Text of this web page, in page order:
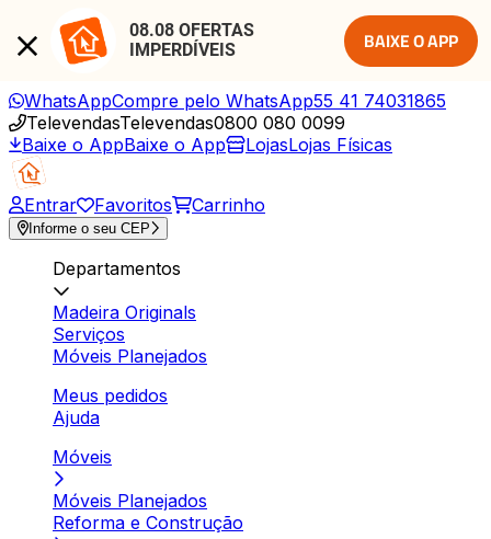
08.08 OFERTAS
IMPERDÍVEIS
BAIXE O APP
WhatsAppCompre pelo WhatsApp55 41 74031865
TelevendasTelevendas0800 080 0099
Baixe o AppBaixe o App LojasLojas Físicas
Entrar Favoritos Carrinho
Informe o seu CEP
Departamentos
Madeira Originals
Serviços
Móveis Planejados
Meus pedidos
Ajuda
Móveis
Móveis Planejados
Reforma e Construção